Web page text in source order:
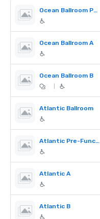
Ocean Ballroom Pre-function
Ocean Ballroom A
Ocean Ballroom B
Atlantic Ballroom
Atlantic Pre-Function
Atlantic A
Atlantic B